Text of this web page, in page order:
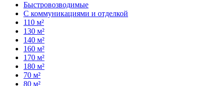
Быстровозводимые
С коммуникациями и отделкой
110 м²
130 м²
140 м²
160 м²
170 м²
180 м²
70 м²
80 м²